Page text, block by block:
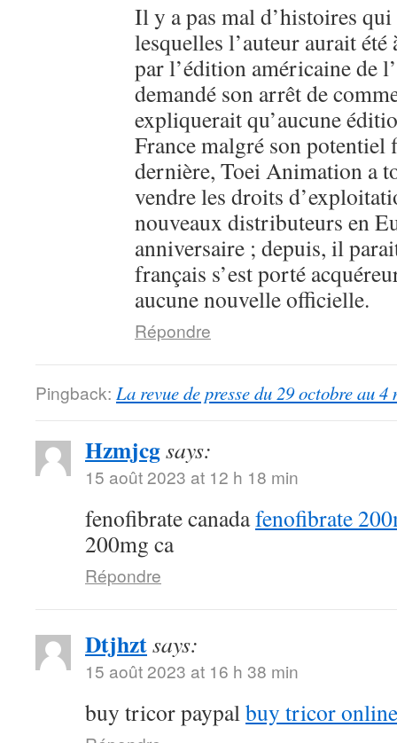
Il y a pas mal d’histoires
lesquelles l’auteur aurait
par l’édition américaine de
demandé son arrêt de
expliquerait qu’aucune
France malgré son potentiel
dernière, Toei Animation a
vendre les droits
nouveaux distributeurs en
anniversaire ; depuis, il
français s’est porté
aucune nouvelle officielle.
Répondre
Pingback: La revue de presse du 29 octobre au
Hzmjcgsays:
15 août 2023 at 12 h 18 min
fenofibrate canadafenofibrate
200mg ca
Répondre
Dtjhztsays:
15 août 2023 at 16 h 38 min
buy tricor paypalbuy tricor online